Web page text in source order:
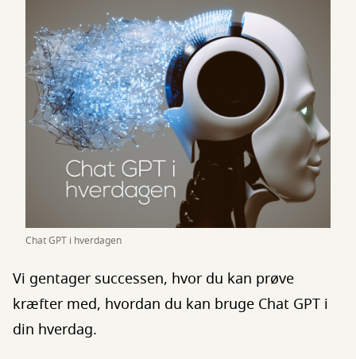
Chat GPT i hverdagen
Vi gentager successen, hvor du kan prøve
kræfter med, hvordan du kan bruge Chat GPT i
din hverdag.